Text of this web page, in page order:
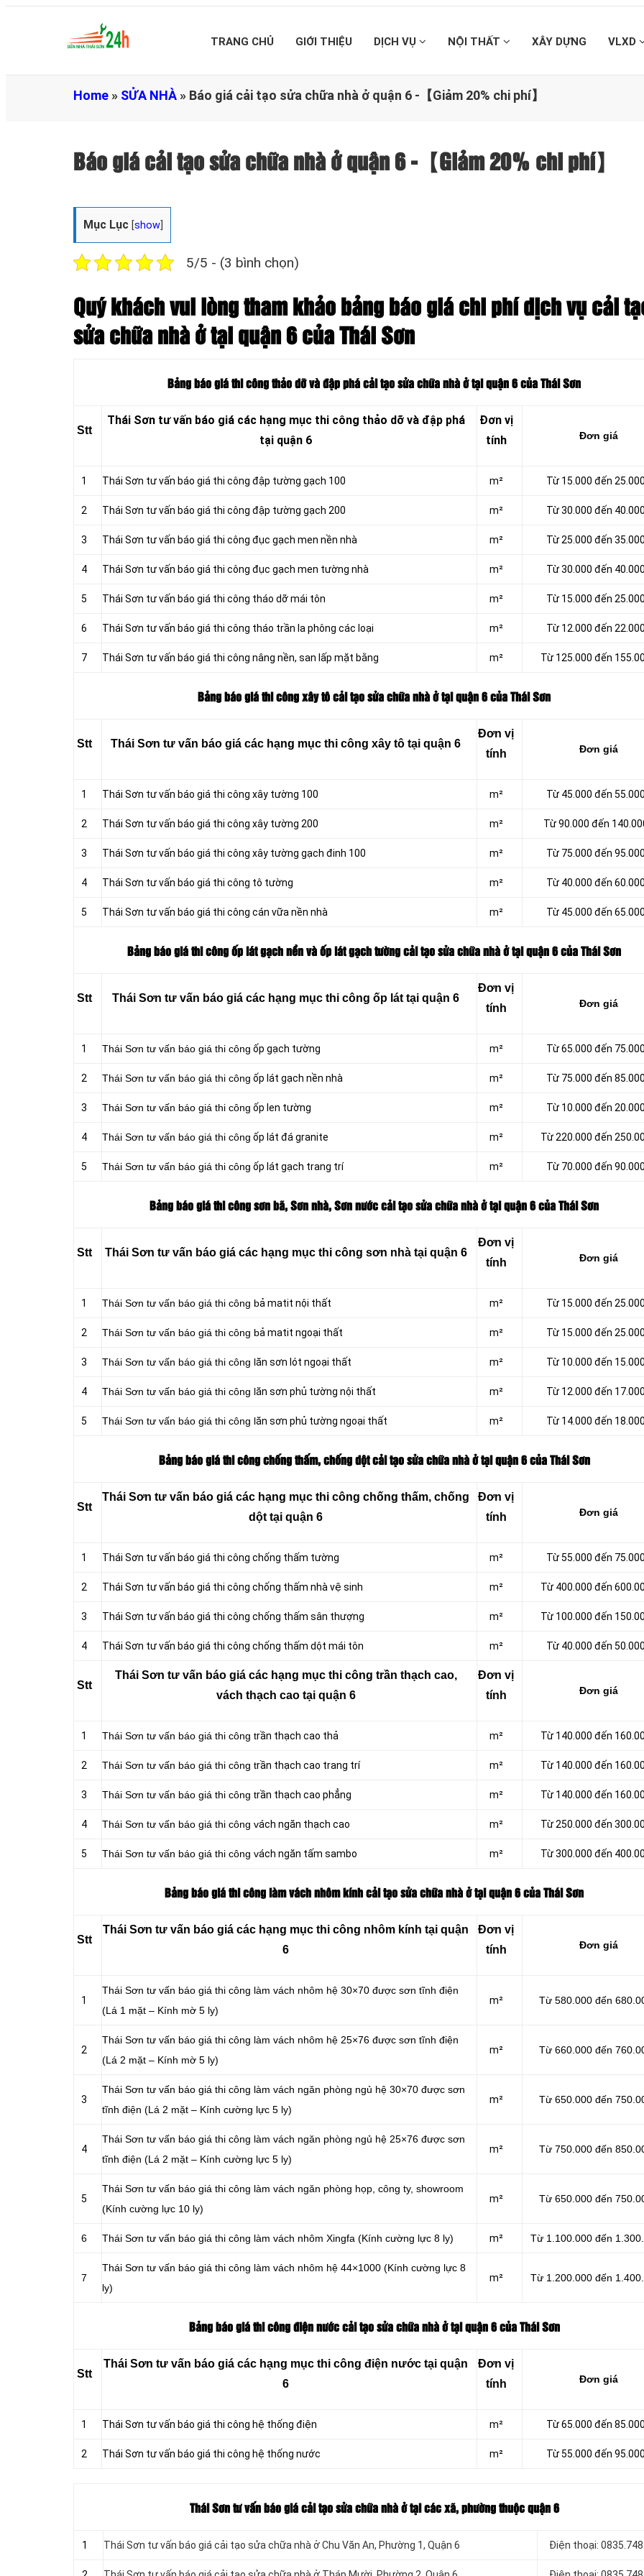
TRANG CHỦ GIỚI THIỆU DỊCH VỤ NỘI THẤT XÂY DỰNG VLXD
Home » SỬA NHÀ » Báo giá cải tạo sửa chữa nhà ở quận 6 -【Giảm 20% chi phí】
Báo giá cải tạo sửa chữa nhà ở quận 6 -【Giảm 20% chi phí】
Mục Lục [show
5/5 - (3 bình chọn)
Quý khách vui lòng tham khảo bảng báo giá chi phí dịch vụ cải
sửa chữa nhà ở tại quận 6 của Thái Sơn
Bảng báo giá thi công thảo dỡ và đập phá cải tạo sửa chữa nhà ở tại quận 6 của Thái Sơn
Stt
Thái Sơn tư vấn báo giá các hạng mục thi công thảo dỡ và đập phá
tại quận 6
Đơn vị
tính
Đơn giá
1 Thái Sơn tư vấn báo giá thi công đập tường gạch 100 m² Từ 15.000 đến
2 Thái Sơn tư vấn báo giá thi công đập tường gạch 200 m² Từ 30.000 đến
3 Thái Sơn tư vấn báo giá thi công đục gạch men nền nhà m² Từ 25.000 đến
4 Thái Sơn tư vấn báo giá thi công đục gạch men tường nhà m² Từ 30.000 đến
5 Thái Sơn tư vấn báo giá thi công tháo dỡ mái tôn m² Từ 15.000 đến
6 Thái Sơn tư vấn báo giá thi công tháo trần la phông các loại m² Từ 12.000 đến
7 Thái Sơn tư vấn báo giá thi công nâng nền, san lấp mặt bằng m² Từ 125.000 đến
Bảng báo giá thi công xây tô cải tạo sửa chữa nhà ở tại quận 6 của Thái Sơn
Stt Thái Sơn tư vấn báo giá các hạng mục thi công xây tô tại quận 6
Đơn vị
tính
Đơn giá
1 Thái Sơn tư vấn báo giá thi công xây tường 100 m² Từ 45.000 đến
2 Thái Sơn tư vấn báo giá thi công xây tường 200 m² Từ 90.000 đến
3 Thái Sơn tư vấn báo giá thi công xây tường gạch đinh 100 m² Từ 75.000 đến
4 Thái Sơn tư vấn báo giá thi công tô tường m² Từ 40.000 đến
5 Thái Sơn tư vấn báo giá thi công cán vữa nền nhà m² Từ 45.000 đến
Bảng báo giá thi công ốp lát gạch nền và ốp lát gạch tường cải tạo sửa chữa nhà ở tại quận 6 của Thái Sơn
Stt Thái Sơn tư vấn báo giá các hạng mục thi công ốp lát tại quận 6
Đơn vị
tính
Đơn giá
1 Thái Sơn tư vấn báo giá thi công ốp gạch tường m² Từ 65.000 đến
2 Thái Sơn tư vấn báo giá thi công ốp lát gạch nền nhà m² Từ 75.000 đến
3 Thái Sơn tư vấn báo giá thi công ốp len tường m² Từ 10.000 đến
4 Thái Sơn tư vấn báo giá thi công ốp lát đá granite m² Từ 220.000 đến
5 Thái Sơn tư vấn báo giá thi công ốp lát gạch trang trí m² Từ 70.000 đến
Bảng báo giá thi công sơn bã, Sơn nhà, Sơn nước cải tạo sửa chữa nhà ở tại quận 6 của Thái Sơn
Stt Thái Sơn tư vấn báo giá các hạng mục thi công sơn nhà tại quận 6
Đơn vị
tính
Đơn giá
1 Thái Sơn tư vấn báo giá thi công bả matit nội thất m² Từ 15.000 đến
2 Thái Sơn tư vấn báo giá thi công bả matit ngoại thất m² Từ 15.000 đến
3 Thái Sơn tư vấn báo giá thi công lăn sơn lót ngoại thất m² Từ 10.000 đến
4 Thái Sơn tư vấn báo giá thi công lăn sơn phủ tường nội thất m² Từ 12.000 đến
5 Thái Sơn tư vấn báo giá thi công lăn sơn phủ tường ngoại thất m² Từ 14.000 đến
Bảng báo giá thi công chống thấm, chống dột cải tạo sửa chữa nhà ở tại quận 6 của Thái Sơn
Stt
Thái Sơn tư vấn báo giá các hạng mục thi công chống thấm, chống
dột tại quận 6
Đơn vị
tính
Đơn giá
1 Thái Sơn tư vấn báo giá thi công chống thấm tường m² Từ 55.000 đến
2 Thái Sơn tư vấn báo giá thi công chống thấm nhà vệ sinh m² Từ 400.000 đến
3 Thái Sơn tư vấn báo giá thi công chống thấm sân thượng m² Từ 100.000 đến
4 Thái Sơn tư vấn báo giá thi công chống thấm dột mái tôn m² Từ 40.000 đến
Stt
Thái Sơn tư vấn báo giá các hạng mục thi công trần thạch cao,
vách thạch cao tại quận 6
Đơn vị
tính
Đơn giá
1 Thái Sơn tư vấn báo giá thi công trần thạch cao thả m² Từ 140.000 đến
2 Thái Sơn tư vấn báo giá thi công trần thạch cao trang trí m² Từ 140.000 đến
3 Thái Sơn tư vấn báo giá thi công trần thạch cao phẳng m² Từ 140.000 đến
4 Thái Sơn tư vấn báo giá thi công vách ngăn thạch cao m² Từ 250.000 đến
5 Thái Sơn tư vấn báo giá thi công vách ngăn tấm sambo m² Từ 300.000 đến
Bảng báo giá thi công làm vách nhôm kính cải tạo sửa chữa nhà ở tại quận 6 của Thái Sơn
Stt
Thái Sơn tư vấn báo giá các hạng mục thi công nhôm kính tại quận
6
Đơn vị
tính
Đơn giá
1
Thái Sơn tư vấn báo giá thi công làm vách nhôm hệ 30×70 được sơn tĩnh điện
(Lá 1 mặt – Kính mờ 5 ly)
m² Từ 580.000 đến
2
Thái Sơn tư vấn báo giá thi công làm vách nhôm hệ 25×76 được sơn tĩnh điện
(Lá 2 mặt – Kính mờ 5 ly)
m² Từ 660.000 đến
3
Thái Sơn tư vấn báo giá thi công làm vách ngăn phòng ngủ hệ 30×70 được sơn
tĩnh điện (Lá 2 mặt – Kính cường lực 5 ly)
m² Từ 650.000 đến
4
Thái Sơn tư vấn báo giá thi công làm vách ngăn phòng ngủ hệ 25×76 được sơn
tĩnh điện (Lá 2 mặt – Kính cường lực 5 ly)
m² Từ 750.000 đến
5
Thái Sơn tư vấn báo giá thi công làm vách ngăn phòng họp, công ty, showroom
(Kính cường lực 10 ly)
m² Từ 650.000 đến
6 Thái Sơn tư vấn báo giá thi công làm vách nhôm Xingfa (Kính cường lực 8 ly) m² Từ 1.100.000 đến
7
Thái Sơn tư vấn báo giá thi công làm vách nhôm hệ 44×1000 (Kính cường lực 8
ly)
m² Từ 1.200.000 đến
Bảng báo giá thi công điện nước cải tạo sửa chữa nhà ở tại quận 6 của Thái Sơn
Stt
Thái Sơn tư vấn báo giá các hạng mục thi công điện nước tại quận
6
Đơn vị
tính
Đơn giá
1 Thái Sơn tư vấn báo giá thi công hệ thống điện m² Từ 65.000 đến
2 Thái Sơn tư vấn báo giá thi công hệ thống nước m² Từ 55.000 đến
Thái Sơn tư vấn báo giá cải tạo sửa chữa nhà ở tại các xã, phường thuộc quận 6
1 Thái Sơn tư vấn báo giá cải tạo sửa chữa nhà ở Chu Văn An, Phường 1, Quận 6 Điện thoại: